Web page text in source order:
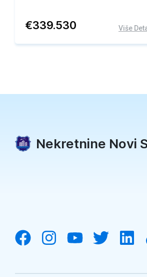
€339.530 Više
Nekretnine Novi